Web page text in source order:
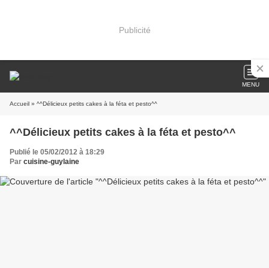
Publicité
MENU
Accueil » ^^Délicieux petits cakes à la féta et pesto^^
^^Délicieux petits cakes à la féta et pesto^^
Publié le 05/02/2012 à 18:29
Par cuisine-guylaine